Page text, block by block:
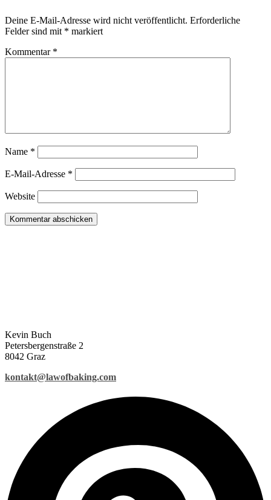
Deine E-Mail-Adresse wird nicht veröffentlicht. Erforderliche
Felder sind mit * markiert
Kommentar *
Name *
E-Mail-Adresse *
Website
Kevin Buch
Petersbergenstraße 2
8042 Graz
kontakt@lawofbaking.com